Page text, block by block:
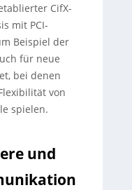
CifX-
mit PCI-
Beispiel der
für neue
bei denen
von
spielen.
und